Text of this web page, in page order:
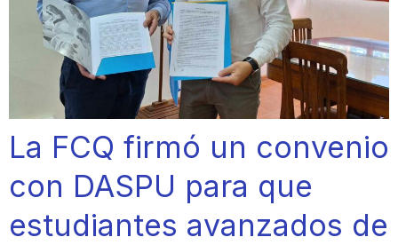
La FCQ firmó un convenio
con DASPU para que
estudiantes avanzados de